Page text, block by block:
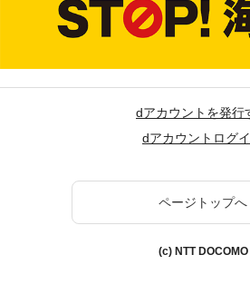
dアカウントを発行
dアカウントログ
ページトップへ
(c) NTT DOCOMO